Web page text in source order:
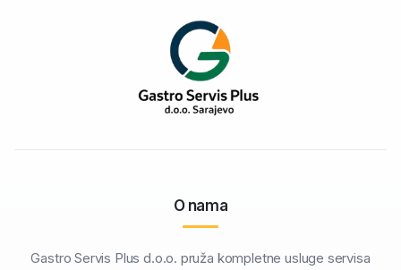
O nama
Gastro Servis Plus d.o.o. pruža kompletne usluge servisa